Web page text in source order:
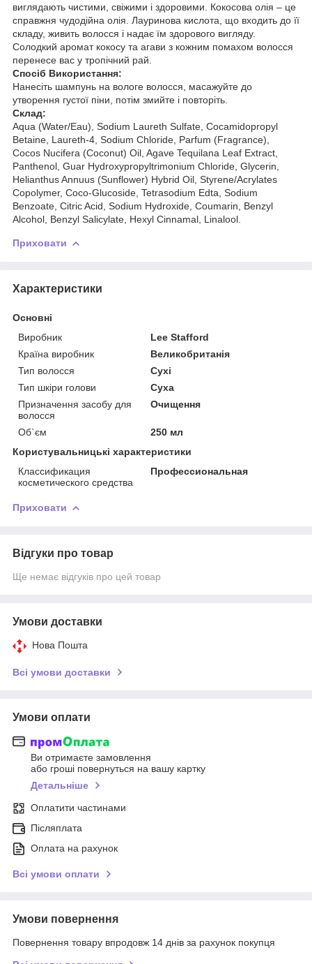
виглядають чистими, свіжими і здоровими. Кокосова олія – це
справжня чудодійна олія. Лауринова кислота, що входить до її
складу, живить волосся і надає їм здорового вигляду.
Солодкий аромат кокосу та агави з кожним помахом волосся
перенесе вас у тропічний рай.
Спосіб Використання:
Нанесіть шампунь на вологе волосся, масажуйте до
утворення густої піни, потім змийте і повторіть.
Склад:
Aqua (Water/Eau), Sodium Laureth Sulfate, Cocamidopropyl
Betaine, Laureth-4, Sodium Chloride, Parfum (Fragrance),
Cocos Nucifera (Coconut) Oil, Agave Tequilana Leaf Extract,
Panthenol, Guar Hydroxypropyltrimonium Chloride, Glycerin,
Helianthus Annuus (Sunflower) Hybrid Oil, Styrene/Acrylates
Copolymer, Coco-Glucoside, Tetrasodium Edta, Sodium
Benzoate, Citric Acid, Sodium Hydroxide, Coumarin, Benzyl
Alcohol, Benzyl Salicylate, Hexyl Cinnamal, Linalool.
Приховати
Характеристики
Основні
Виробник
Lee Stafford
Країна виробник
Великобританія
Тип волосся
Сухі
Тип шкіри голови
Суха
Призначення засобу для
волосся
Очищення
Об`єм
250 мл
Користувальницькі характеристики
Классификация
косметического средства
Профессиональная
Приховати
Відгуки про товар
Ще немає відгуків про цей товар
Умови доставки
Нова Пошта
Всі умови доставки
Умови оплати
Ви отримаєте замовлення
або гроші повернуться на вашу картку
Детальніше
Оплатити частинами
Післяплата
Оплата на рахунок
Всі умови оплати
Умови повернення
Повернення товару впродовж 14 днів за рахунок покупця